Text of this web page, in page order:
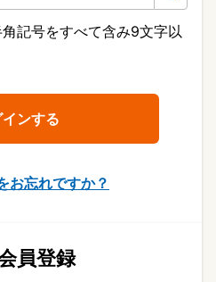
記号をすべて含み9文字以
お忘れですか？
員登録